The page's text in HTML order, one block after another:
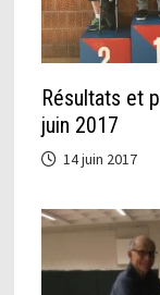
Résultats et
juin 2017
14 juin 2017